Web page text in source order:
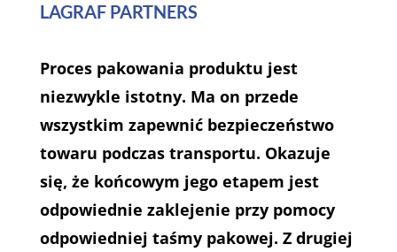
LAGRAF PARTNERS
Proces pakowania produktu jest
niezwykle istotny. Ma on przede
wszystkim zapewnić bezpieczeństwo
towaru podczas transportu. Okazuje
się, że końcowym jego etapem jest
odpowiednie zaklejenie przy pomocy
odpowiedniej taśmy pakowej. Z drugiej